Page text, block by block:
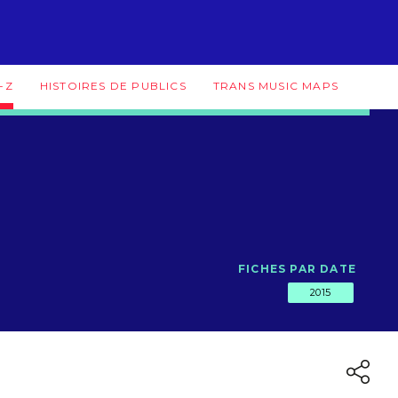
Z HISTOIRES DE PUBLICS TRANS MUSIC MAPS
FICHES PAR DATE
2015